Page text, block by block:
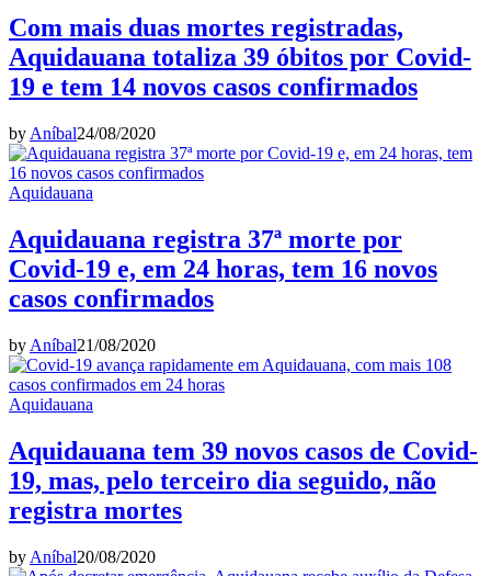
Com mais duas mortes registradas,
Aquidauana totaliza 39 óbitos por Covid-
19 e tem 14 novos casos confirmados
by Aníbal24/08/2020
Aquidauana
Aquidauana registra 37ª morte por
Covid-19 e, em 24 horas, tem 16 novos
casos confirmados
by Aníbal21/08/2020
Aquidauana
Aquidauana tem 39 novos casos de Covid-
19, mas, pelo terceiro dia seguido, não
registra mortes
by Aníbal20/08/2020